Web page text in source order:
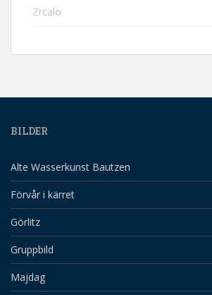
Zrcalo
BILDER
Alte Wasserkunst Bautzen
Förvår i kärret
Görlitz
Gruppbild
Majdag